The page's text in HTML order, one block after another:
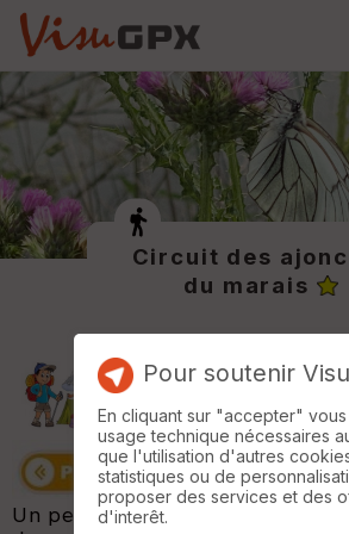
Circuit des
du marais
Un petit cocktail bocages et
Pour soutenir
En cliquant sur "accepter"
usage technique nécessaires
que l'utilisation d'autres
statistiques ou de
proposer des services et des
d'interêt.